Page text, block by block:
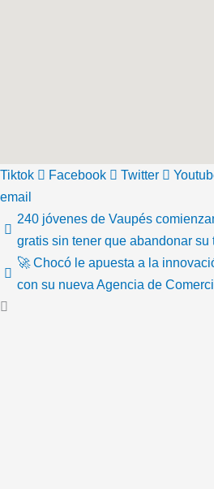
Tiktok Facebook Twitter
email
240 jóvenes de Vaupés
gratis sin tener que abandonar su
🚀 Chocó le apuesta a la
con su nueva Agencia de